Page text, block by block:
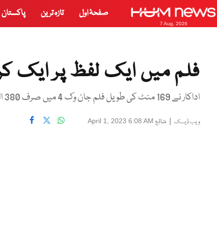
7 Aug, 2026
صفحۂ اول تازہ ترین پاکستان
فلم میں ایک لفظ پر ایک
اداکار نے 169 منٹ کی طویل فلم جان وک 4 میں صرف 380 الفاظ ہی ادا کیے تھے۔
ویب ڈیسک | شائع April 1, 2023 6:08 AM